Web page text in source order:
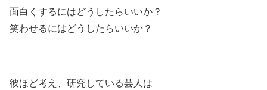
面白くするにはどうしたらいいか？
笑わせるにはどうしたらいいか？
彼ほど考え、研究している芸人は